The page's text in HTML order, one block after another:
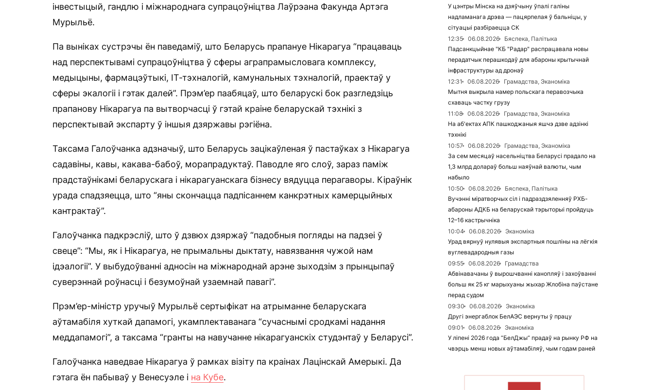
інвестыцый, гандлю і міжнароднага супрацоўніцтва Лаўрэана Факунда Артэга
Мурыльё.
Па выніках сустрэчы ён паведаміў, што Беларусь прапануе Нікарагуа “працаваць
над перспектывамі супрацоўніцтва ў сферы аграпрамысловага комплексу,
медыцыны, фармацэўтыкі, ІТ-тэхналогій, камунальных тэхналогій, праектаў у
сферы экалогіі і гэтак далей”. Прэм’ер паабяцаў, што беларускі бок разгледзіць
прапанову Нікарагуа па вытворчасці ў гэтай краіне беларускай тэхнікі з
перспектывай экспарту ў іншыя дзяржавы рэгіёна.
Таксама Галоўчанка адзначыў, што Беларусь зацікаўленая ў пастаўках з Нікарагуа
садавіны, кавы, какава-бабоў, морапрадуктаў. Паводле яго слоў, зараз паміж
прадстаўнікамі беларускага і нікарагуанскага бізнесу вядуцца перагаворы. Кіраўнік
урада спадзяецца, што “яны скончацца падпісаннем канкрэтных камерцыйных
кантрактаў”.
Галоўчанка падкрэсліў, што ў дзвюх дзяржаў “падобныя погляды на падзеі ў
свеце”: “Мы, як і Нікарагуа, не прымальны дыктату, навязвання чужой нам
ідэалогіі”. У выбудоўванні адносін на міжнароднай арэне зыходзім з прынцыпаў
суверэннай роўнасці і безумоўнай узаемнай павагі”.
Прэм’ер-міністр уручыў Мурыльё сертыфікат на атрыманне беларускага
аўтамабіля хуткай дапамогі, укамплектаванага “сучаснымі сродкамі надання
меддапамогі”, а таксама “гранты на навучанне нікарагуанскіх студэнтаў у Беларусі”.
Галоўчанка наведвае Нікарагуа ў рамках візіту па краінах Лацінскай Амерыкі. Да
гэтага ён пабываў у Венесуэле і на Кубе.
У цэнтры Мінска на дзяўчыну ўпалі галіны
надламанага дрэва — пацярпелая ў бальніцы, у
сітуацыі разбіраецца СК
12:35
06.08.2026
Бяспека, Палітыка
Падсанкцыйнае "КБ "Радар" распрацавала новы
перадатчык перашкодаў для абароны крытычнай
інфраструктуры ад дронаў
12:31
06.08.2026
Грамадства, Эканоміка
Мытня выкрыла намер польскага перавозчыка
схаваць частку грузу
11:08
06.08.2026
Грамадства, Эканоміка
На аб'ектах АПК пашкоджаныя яшчэ дзве адзінкі
тэхнікі
10:57
06.08.2026
Грамадства, Эканоміка
За сем месяцаў насельніцтва Беларусі прадало на
1,3 млрд долараў больш наяўнай валюты, чым
набыло
10:50
06.08.2026
Бяспека, Палітыка
Вучэнні міратворчых сіл і падраздзяленняў РХБ-
абароны АДКБ на беларускай тэрыторыі пройдуць
12–16 кастрычніка
10:04
06.08.2026
Эканоміка
Урад вярнуў нулявыя экспартныя пошліны на лёгкія
вуглевадародныя газы
09:55
06.08.2026
Грамадства
Абвінавачаны ў вырошчванні канопляў і захоўванні
больш як 25 кг марыхуаны жыхар Жлобіна паўстане
перад судом
09:30
06.08.2026
Эканоміка
Другі энергаблок БелАЭС вернуты ў працу
09:01
06.08.2026
Эканоміка
У ліпені 2026 года “БелДжы” прадаў на рынку РФ на
чвэрць менш новых аўтамабіляў, чым годам раней